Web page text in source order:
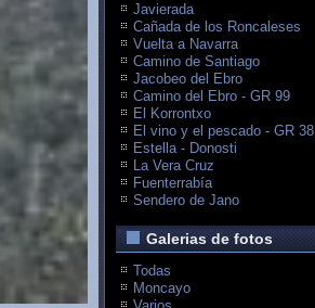
Javierada
Cañada de los Roncaleses
Vuelta a Navarra
Camino de Santiago
Jacobeo del Ebro
Camino del Ebro - GR 99
El Korrontxo
El vino y el pescado - GR 38
Estella - Donosti
La Vera Cruz
Fuenterrabía
Sendero de Jano
Galerias de fotos
Todas
Moncayo